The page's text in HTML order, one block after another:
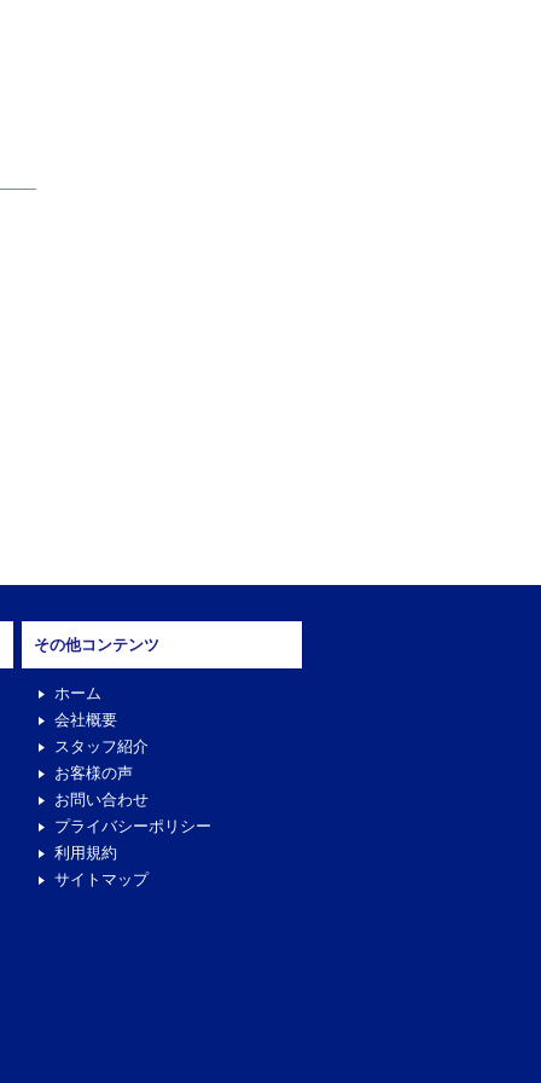
その他コンテンツ
ホーム
会社概要
スタッフ紹介
お客様の声
お問い合わせ
プライバシーポリシー
利用規約
サイトマップ